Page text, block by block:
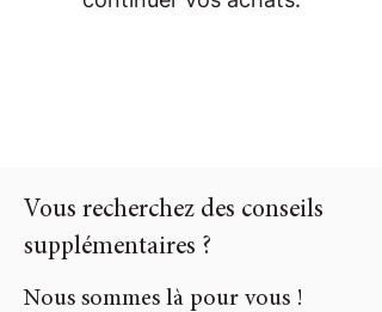
Vous recherchez des conseils
supplémentaires ?
Nous sommes là pour vous !